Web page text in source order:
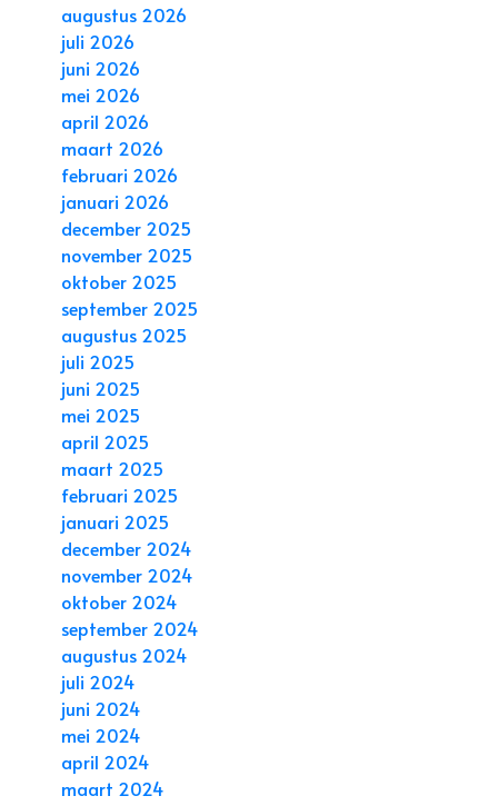
augustus 2026
juli 2026
juni 2026
mei 2026
april 2026
maart 2026
februari 2026
januari 2026
december 2025
november 2025
oktober 2025
september 2025
augustus 2025
juli 2025
juni 2025
mei 2025
april 2025
maart 2025
februari 2025
januari 2025
december 2024
november 2024
oktober 2024
september 2024
augustus 2024
juli 2024
juni 2024
mei 2024
april 2024
maart 2024